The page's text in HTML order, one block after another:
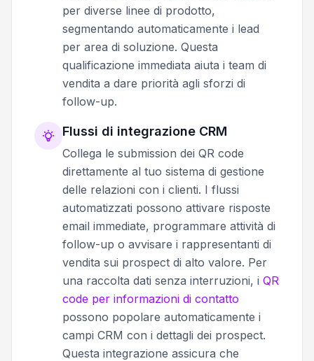
per diverse linee di prodotto,
segmentando automaticamente i lead
per area di soluzione. Questa
qualificazione immediata aiuta i team di
vendita a dare priorità agli sforzi di
follow-up.
Flussi di integrazione CRM
Collega le submission dei QR code
direttamente al tuo sistema di gestione
delle relazioni con i clienti. I flussi
automatizzati possono attivare risposte
email immediate, programmare attività di
follow-up o avvisare i rappresentanti di
vendita sui prospect di alto valore. Per
una raccolta dati senza interruzioni, i QR
code per informazioni di contatto
possono popolare automaticamente i
campi CRM con i dettagli dei prospect.
Questa integrazione assicura che